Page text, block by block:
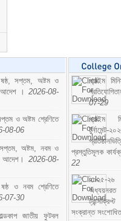
ষষ্ঠ, সপ্তম, অষ্টম ও
আদেশ । 2026-08-
ও অষ্টম শ্রেণিতে
08-06
সপ্তম, অষ্টম, নবম ও
আদেশ। 2026-08-
ও নবম শ্রেণিতে
07-30
জাতীয় ফুটবল
প্রাইম
07-29
প্রাইম
প্রস্তুতিমূলক
22
২০২৫-২৬
অধ্যয়নরত
সংক্রান্ত সংশোধিত